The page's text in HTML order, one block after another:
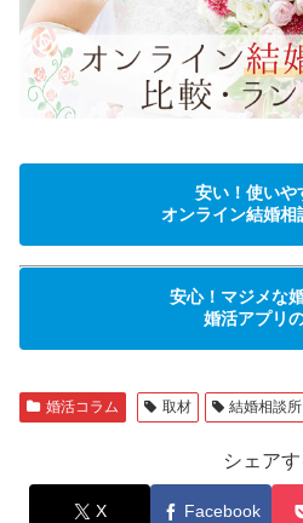
安い！使いや
オンライン結婚相
安心！マジメな
婚活アプリ
婚活コラム 取材 結婚相談所
シェアす
X Facebook